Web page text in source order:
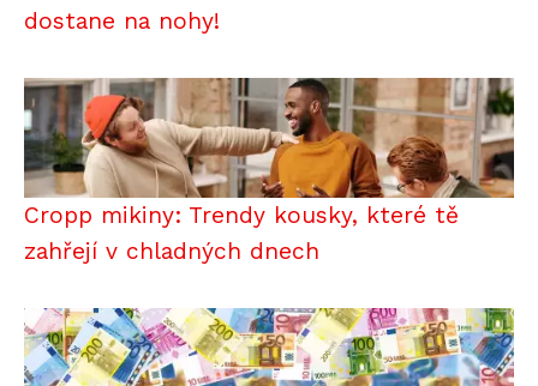
dostane na nohy!
Cropp mikiny: Trendy kousky, které tě
zahřejí v chladných dnech